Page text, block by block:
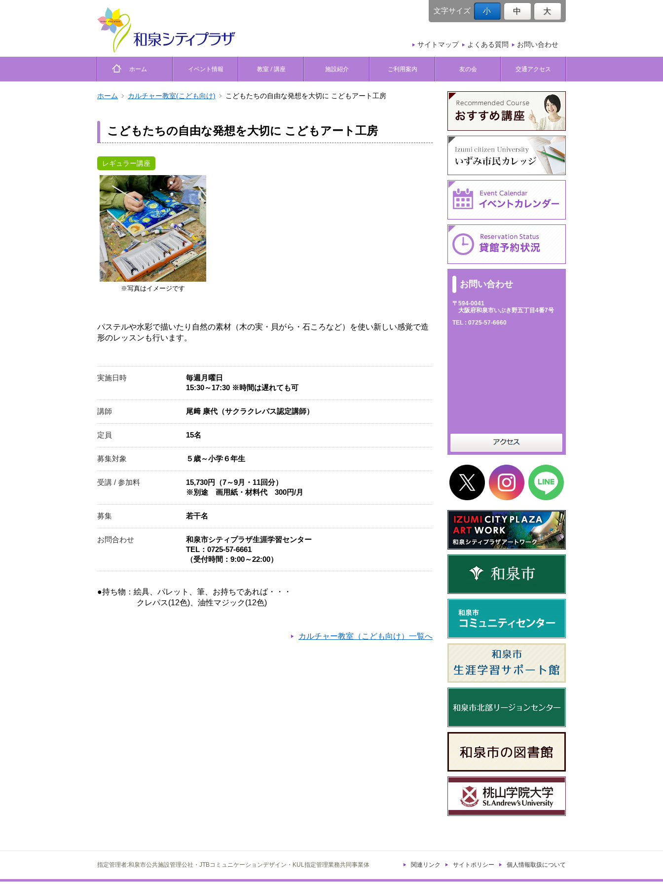
サイトマップ よくある質問 お問い合わせ
文字サイズ 小 中 大
ホーム イベント情報 教室 / 講座 施設紹介 ご利用案内 友の会 交通アクセス
ホーム カルチャー教室(こども向け) こどもたちの自由な発想を大切に こどもアート工房
こどもたちの自由な発想を大切に こどもアート工房
レギュラー講座
※写真はイメージです
パステルや水彩で描いたり自然の素材（木の実・貝がら・石ころなど）を使い新しい感覚で造
形のレッスンも行います。
実施日時
毎週月曜日
15:30～17:30 ※時間は遅れても可
講師 尾﨑 康代（サクラクレパス認定講師）
定員 15名
募集対象 ５歳～小学６年生
受講 / 参加料
15,730円（7～9月・11回分）
※別途 画用紙・材料代 300円/月
募集 若干名
お問合わせ
和泉市シティプラザ生涯学習センター
TEL：0725-57-6661
（受付時間：9:00～22:00）
●持ち物：絵具、パレット、筆、お持ちであれば・・・
クレパス(12色)、油性マジック(12色)
カルチャー教室（こども向け）一覧へ
お問い合わせ
〒594-0041
大阪府和泉市いぶき野五丁目4番7号
TEL : 0725-57-6660
関連リンク サイトポリシー 個人情報取扱について
指定管理者:和泉市公共施設管理公社・JTBコミュニケーションデザイン・KUL指定管理業務共同事業体